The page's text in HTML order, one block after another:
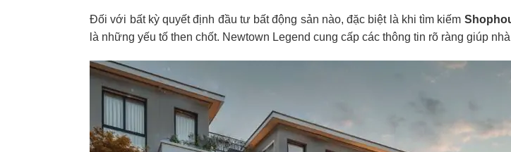
Đối với bất kỳ quyết định đầu tư bất động sản nào, đặc biệt là khi tìm kiếm
là những yếu tố then chốt. Newtown Legend cung cấp các thông tin rõ ràng giúp